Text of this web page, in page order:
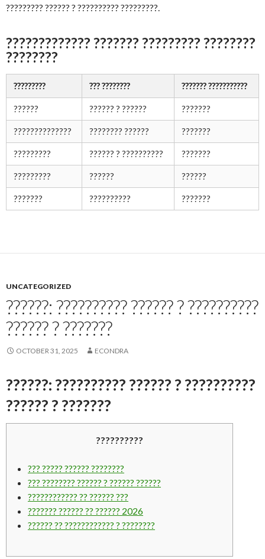
????????? ?????? ? ?????????? ?????????.
????????????? ??????? ????????? ????????
????????
????????? ??? ???????? ??????? ???????????
?????? ?????? ? ?????? ???????
?????????????? ???????? ?????? ???????
????????? ?????? ? ?????????? ???????
????????? ?????? ??????
??????? ?????????? ???????
UNCATEGORIZED
??????: ?????????? ?????? ? ??????????
?????? ? ???????
OCTOBER 31, 2025 ECONDRA
??????: ?????????? ?????? ? ??????????
?????? ? ???????
??????????
??? ????? ?????? ????????
??? ???????? ?????? ? ?????? ??????
???????????? ?? ?????? ???
??????? ?????? ?? ?????? 2026
?????? ?? ???????????? ? ????????